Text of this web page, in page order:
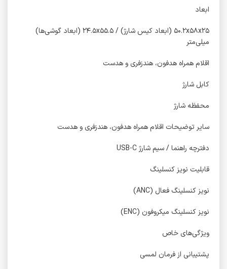
ابعاد
۵۰.۲x۵۸x۲۵ (ابعاد کیس شارژ) / ۲۴.۵x۵۵.۵ (ابعاد گوشی‌ها)
میلی‌متر
اقلام همراه هدفون، هندزفری و هدست
کابل شارژ
محفظه شارژ
سایر توضیحات اقلام همراه هدفون، هندزفری و هدست
دفترچه راهنما / سیم شارژ USB-C
قابلیت نویز کنسلینگ
نویز کنسلینگ فعال (ANC)
نویز کنسلینگ میکروفون (ENC)
ویژگی‌های خاص
پشتیبانی از فرمان لمسی